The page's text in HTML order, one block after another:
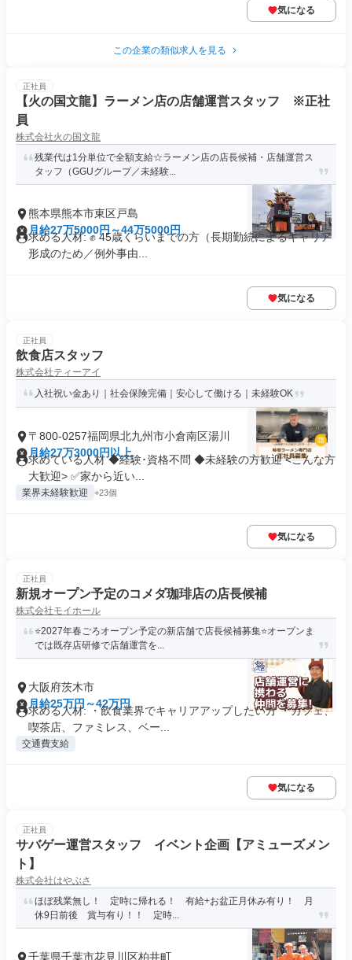
気になる
この企業の類似求人を見る
正社員
【火の国文龍】ラーメン店の店舗運営スタッフ ※正社
員
株式会社火の国文龍
残業代は1分単位で全額支給☆ラーメン店の店長候補・店舗運営ス
タッフ（GGUグループ／未経験...
熊本県熊本市東区戸島
月給27万5000円～44万5000円
求める人材: ✊️ 45歳くらいまでの方（長期勤続によるキャリア
形成のため／例外事由...
気になる
正社員
飲食店スタッフ
株式会社ティーアイ
入社祝い金あり｜社会保険完備｜安心して働ける｜未経験OK
〒800-0257福岡県北九州市小倉南区湯川
月給27万3000円以上
求めている人材 ◆経験･資格不問 ◆未経験の方歓迎 <こんな方
大歓迎> ✅家から近い...
業界未経験歓迎 +23個
気になる
正社員
新規オープン予定のコメダ珈琲店の店長候補
株式会社モイホール
⭐2027年春ごろオープン予定の新店舗で店長候補募集⭐オープンま
では既存店研修で店舗運営を...
大阪府茨木市
月給25万円～42万円
求める人材: ・飲食業界でキャリアアップしたい方 ・カフェ、
喫茶店、ファミレス、ベー...
交通費支給
気になる
正社員
サバゲー運営スタッフ イベント企画【アミューズメン
ト】
株式会社はやぶさ
ほぼ残業無し！ 定時に帰れる！ 有給+お盆正月休み有り！ 月
休9日前後 賞与有り！！ 定時...
千葉県千葉市花見川区柏井町